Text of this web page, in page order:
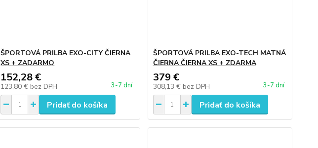
ŠPORTOVÁ PRILBA EXO-CITY ČIERNA
XS + ZADARMO
152,28 €
123,80 € bez DPH 3-7 dní
Pridať do košíka
ŠPORTOVÁ PRILBA EXO-TECH MATNÁ
ČIERNA ČIERNA XS + ZDARMA
379 €
308,13 € bez DPH 3-7 dní
Pridať do košíka